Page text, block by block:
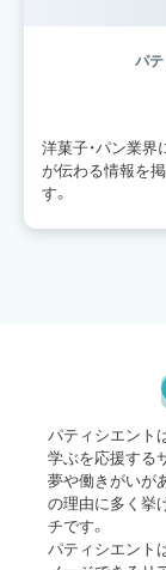
パテ
洋菓子・パン業
が伝わる情報を
す。
パティシエント
学ぶを応援する
夢や働きがいが
の理由に多く挙
チです。
パティシエントは